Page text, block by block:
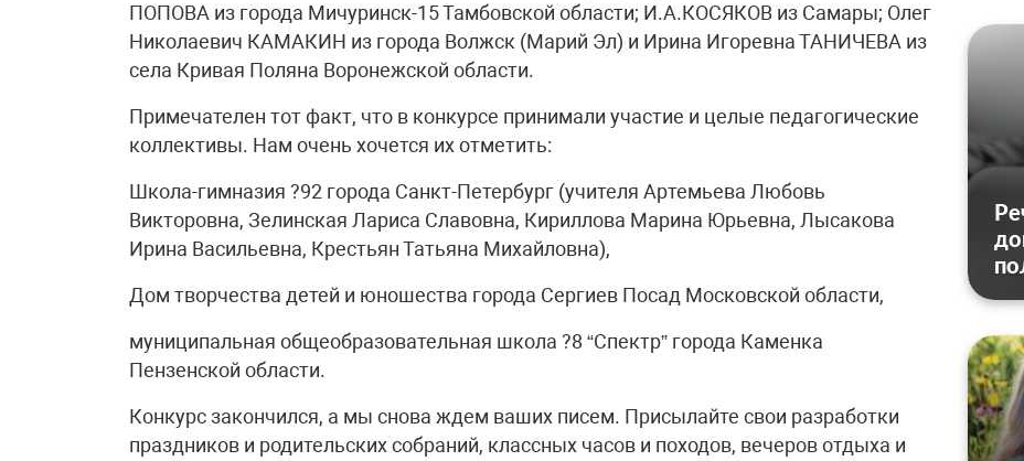
ПОПОВА из города Мичуринск-15 Тамбовской области; И.А.КОСЯКОВ из Самары; Олег
Николаевич КАМАКИН из города Волжск (Марий Эл) и Ирина Игоревна ТАНИЧЕВА из
села Кривая Поляна Воронежской области.
Примечателен тот факт, что в конкурсе принимали участие и целые педагогические
коллективы. Нам очень хочется их отметить:
Школа-гимназия ?92 города Санкт-Петербург (учителя Артемьева Любовь
Викторовна, Зелинская Лариса Славовна, Кириллова Марина Юрьевна, Лысакова
Ирина Васильевна, Крестьян Татьяна Михайловна),
Дом творчества детей и юношества города Сергиев Посад Московской области,
муниципальная общеобразовательная школа ?8 “Спектр” города Каменка
Пензенской области.
Конкурс закончился, а мы снова ждем ваших писем. Присылайте свои разработки
праздников и родительских собраний, классных часов и походов, вечеров отдыха и